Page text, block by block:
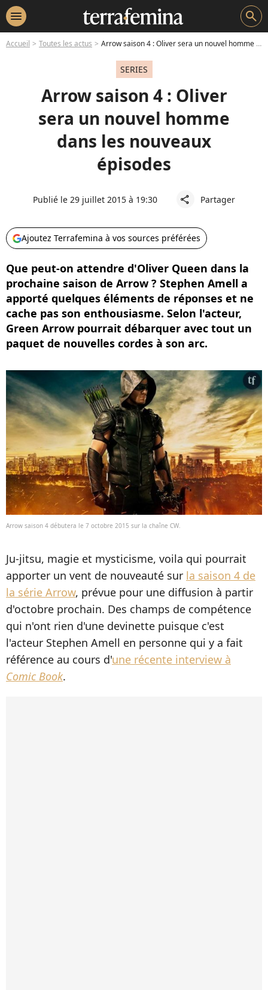
menu search
Accueil Toutes les actus Arrow saison 4 : Oliver sera un nouvel homme dans les nouveaux épisodes
SERIES
Arrow saison 4 : Oliver
sera un nouvel homme
dans les nouveaux
épisodes
Publié le 29 juillet 2015 à 19:30 share Partager
Ajoutez Terrafemina à vos sources préférées
Que peut-on attendre d'Oliver Queen dans la
prochaine saison de Arrow ? Stephen Amell a
apporté quelques éléments de réponses et ne
cache pas son enthousiasme. Selon l'acteur,
Green Arrow pourrait débarquer avec tout un
paquet de nouvelles cordes à son arc.
Arrow saison 4 débutera le 7 octobre 2015 sur la chaîne CW.
Ju-jitsu, magie et mysticisme, voila qui pourrait
apporter un vent de nouveauté sur la saison 4 de
la série Arrow, prévue pour une diffusion à partir
d'octobre prochain. Des champs de compétence
qui n'ont rien d'une devinette puisque c'est
l'acteur Stephen Amell en personne qui y a fait
référence au cours d'une récente interview à
Comic Book.